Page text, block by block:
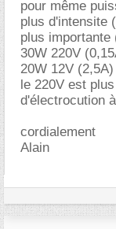
pour même
plus d'intensite
plus importante
30W 220V
20W 12V (2,5A)
le 220V est
d'électrocution
cordialement
Alain